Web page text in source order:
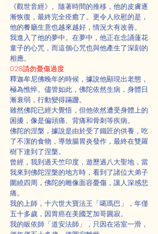
《觀世音經》。隨著時間的推移，他的皮膚逐
漸恢復，最終完全痊癒了。更令人欣慰的是，
他的餐廳生意也越來越好，情況大有改善。
我進入了他的夢中。在夢中，他正在念誦蓮花
童子的心咒，而這個心咒也與他產生了深刻的
相應。
028請勿憂傷過度
釋迦牟尼佛晚年的時候，據說他顯現出老態，
極為憔悴。儘管如此，佛陀依然生病，身體日
漸衰弱，行動變得蹣跚。
雖然佛陀已經大覺悟，但他依然遭受身體上的
困擾，像是偏頭痛、背痛和骨刺等疾病。
佛陀的涅槃，據說是由於受了鐵匠的供養，吃
了不潔的食物，導致腸胃炎發作，最終在雙羅
樹下達到了涅槃。
曾經，我到過天竺印度，遊歷過八大聖地，當
我來到佛陀涅槃的地方時，看到了諸位大弟子
圍繞四周，佛陀的雕像面容憂傷，讓人深感悲
痛。
我的上師，十六世大寶法王「噶瑪巴」，年僅
五十多歲，因胃癌在美國芝加哥圓寂。
我的皈依師「道安法師」，只因在浴室一滑，